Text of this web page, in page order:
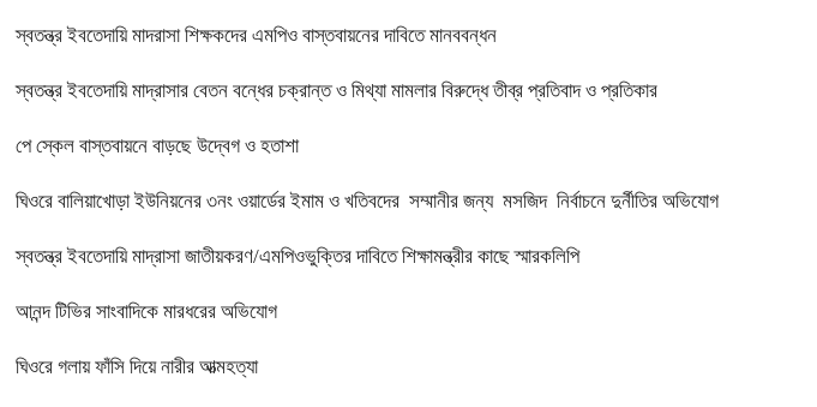
স্বতন্ত্র ইবতেদায়ি মাদরাসা শিক্ষকদের এমপিও বাস্তবায়নের দাবিতে মানববন্ধন
স্বতন্ত্র ইবতেদায়ি মাদ্রাসার বেতন বন্ধের চক্রান্ত ও মিথ্যা মামলার বিরুদ্ধে তীব্র প্রতিবাদ ও প্রতিকার
পে স্কেল বাস্তবায়নে বাড়ছে উদ্বেগ ও হতাশা
ঘিওরে বালিয়াখোড়া ইউনিয়নের ৩নং ওয়ার্ডের ইমাম ও খতিবদের সম্মানীর জন্য মসজিদ নির্বাচনে দুর্নীতির অভিযোগ
স্বতন্ত্র ইবতেদায়ি মাদ্রাসা জাতীয়করণ/এমপিওভুক্তির দাবিতে শিক্ষামন্ত্রীর কাছে স্মারকলিপি
আনন্দ টিভির সাংবাদিকে মারধরের অভিযোগ
ঘিওরে গলায় ফাঁসি দিয়ে নারীর আত্মহত্যা